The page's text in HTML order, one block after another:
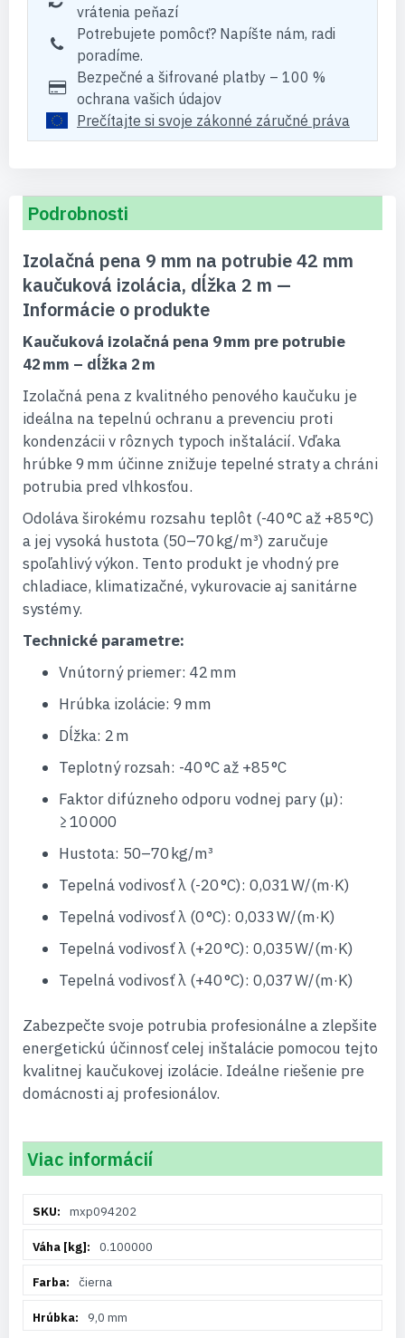
vrátenia peňazí
Potrebujete pomôcť? Napíšte nám, radi
poradíme.
Bezpečné a šifrované platby – 100 %
ochrana vašich údajov
Prečítajte si svoje zákonné záručné práva
Podrobnosti
Izolačná pena 9 mm na potrubie 42 mm
kaučuková izolácia, dĺžka 2 m —
Informácie o produkte
Kaučuková izolačná pena 9 mm pre potrubie
42 mm – dĺžka 2 m
Izolačná pena z kvalitného penového kaučuku je
ideálna na tepelnú ochranu a prevenciu proti
kondenzácii v rôznych typoch inštalácií. Vďaka
hrúbke 9 mm účinne znižuje tepelné straty a chráni
potrubia pred vlhkosťou.
Odoláva širokému rozsahu teplôt (-40 °C až +85 °C)
a jej vysoká hustota (50–70 kg/m³) zaručuje
spoľahlivý výkon. Tento produkt je vhodný pre
chladiace, klimatizačné, vykurovacie aj sanitárne
systémy.
Technické parametre:
Vnútorný priemer: 42 mm
Hrúbka izolácie: 9 mm
Dĺžka: 2 m
Teplotný rozsah: -40 °C až +85 °C
Faktor difúzneho odporu vodnej pary (µ):
≥ 10 000
Hustota: 50–70 kg/m³
Tepelná vodivosť λ (-20 °C): 0,031 W/(m·K)
Tepelná vodivosť λ (0 °C): 0,033 W/(m·K)
Tepelná vodivosť λ (+20 °C): 0,035 W/(m·K)
Tepelná vodivosť λ (+40 °C): 0,037 W/(m·K)
Zabezpečte svoje potrubia profesionálne a zlepšite
energetickú účinnosť celej inštalácie pomocou tejto
kvalitnej kaučukovej izolácie. Ideálne riešenie pre
domácnosti aj profesionálov.
Viac informácií
informáciímxp094202
0.100000
čierna
9,0 mm